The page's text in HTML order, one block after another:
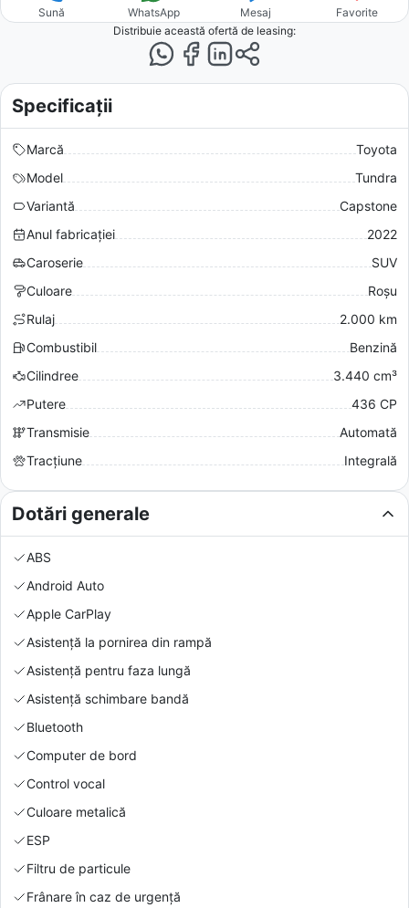
Sună WhatsApp Mesaj
Favorite
Distribuie această ofertă de leasing:
Specificații
Marcă
Toyota
Model
Tundra
Variantă
Capstone
Anul fabricației
2022
Caroserie
SUV
Culoare
Roșu
Rulaj
2.000 km
Combustibil
Benzină
Cilindree
3.440 cm³
Putere
436 CP
Transmisie
Automată
Tracțiune
Integrală
Dotări generale
ABS
Android Auto
Apple CarPlay
Asistență la pornirea din rampă
Asistență pentru faza lungă
Asistență schimbare bandă
Bluetooth
Computer de bord
Control vocal
Culoare metalică
ESP
Filtru de particule
Frânare în caz de urgență